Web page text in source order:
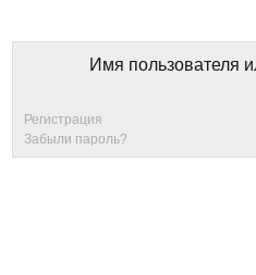
Имя пользователя
Регистрация
Забыли пароль?